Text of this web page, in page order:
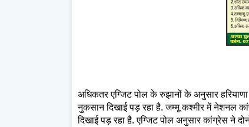
अधिकतर एग्जिट पोल के रुझानों के अनुसार
नुकसान दिखाई पड़ रहा है. जम्मू कश्मीर में नेशनल
दिखाई पड़ रहा है. एग्जिट पोल अनुसार कांग्रेस ने